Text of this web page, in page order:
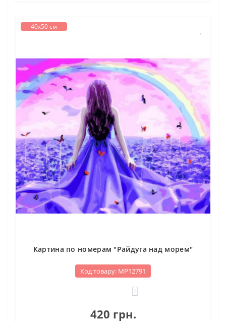
40х50 см
Картина по номерам "Райдуга над морем"
Код товару: МР12791
420 грн.